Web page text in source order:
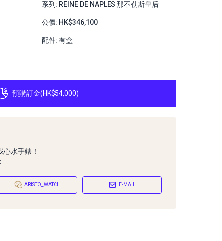
系列: REINE DE NAPLES 那不勒斯皇后
公價: HK$346,100
配件: 有盒
預購訂金(HK$54,000)
水手錶！
ARISTO_WATCH E-MAIL